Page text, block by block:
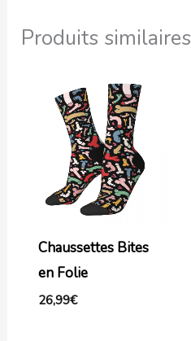
Produits similaires
Chaussettes Bites
en Folie
26,99€